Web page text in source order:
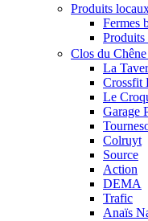
Produits
Fermes
Produits
Clos du
La
Crossfit
Le
Garage
Colruyt
Source
Action
DEMA
Trafic
Anaïs